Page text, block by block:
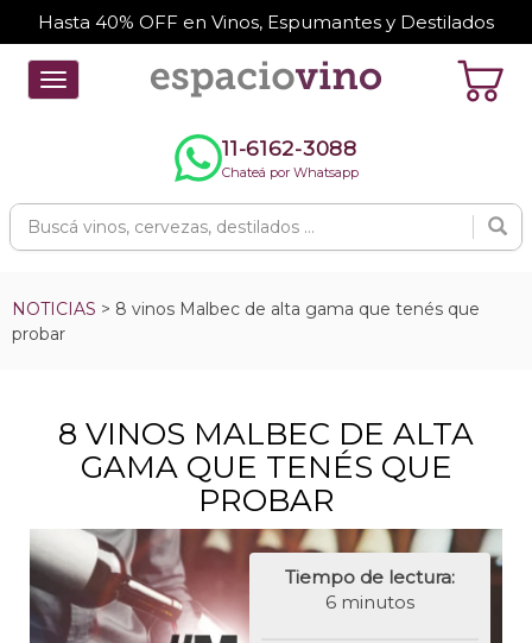
Hasta 40% OFF en Vinos, Espumantes y Destilados
Toggle
navigation
11-6162-3088
Chateá por Whatsapp
NOTICIAS > 8 vinos Malbec de alta gama que tenés que
probar
8 VINOS MALBEC DE ALTA
GAMA QUE TENÉS QUE
PROBAR
Tiempo de lectura:
6 minutos